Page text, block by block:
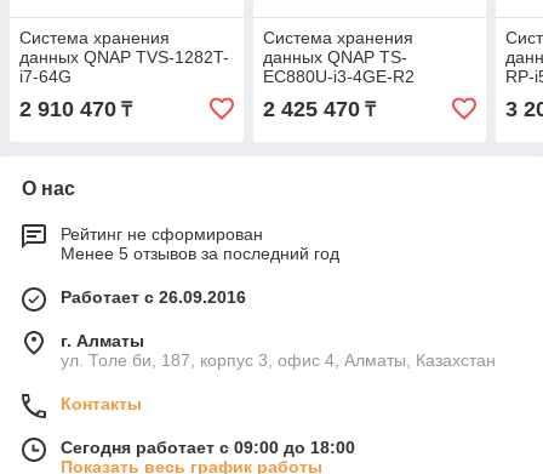
Система хранения
данных QNAP TVS-1282T-
i7-64G
2 910 470 ₸
Система хранения
данных QNAP TS-
EC880U-i3-4GE-R2
2 425 470₸
RP-
3
О нас
Рейтинг не сформирован
Менее 5 отзывов за последний год
Работает с 26.09.2016
г. Алматы
ул. Толе би, 187, корпус 3, офис 4, Алматы, Казахстан
Контакты
Сегодня работает с 09:00 до 18:00
Показать весь график работы